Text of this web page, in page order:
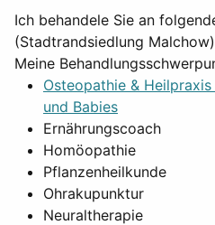
Ich behandele Sie an
(Stadtrandsiedlung
Meine
Osteopathie &
und Babies
Ernährungscoach
Homöopathie
Pflanzenheilkunde
Ohrakupunktur
Neuraltherapie